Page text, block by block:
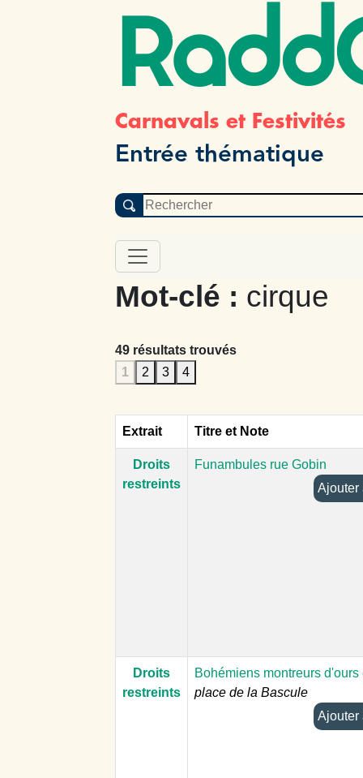
Carnavals et Festivités
Entrée thématique
Mot-clé : cirque
49 résultats trouvés
1
2 3 4
Extrait Titre et Note
Droits
restreints
Funambules rue Gobin
Droits
restreints
Bohémiens montreurs d'ours
place de la Bascule